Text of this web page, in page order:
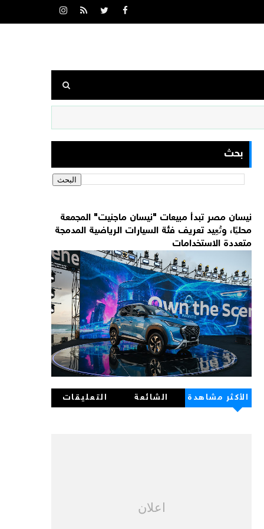
بحث
نيسان مصر تبدأ مبيعات "نيسان ماجنيت" المجمعة
محليًا، وتُعِيد تعريف فئة السيارات الرياضية المدمجة
متعددة الاستخدامات
الأكثر مشاهدة الشائعة التعليقات
اعلان